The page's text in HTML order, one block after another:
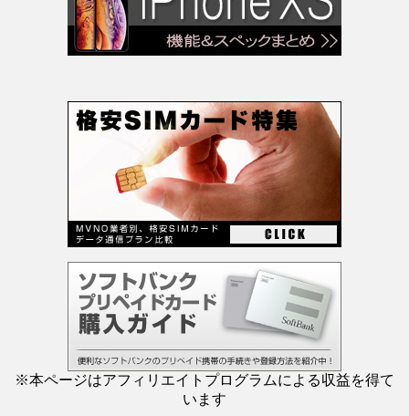
※本ページはアフィリエイトプログラムによる収益を得て
います